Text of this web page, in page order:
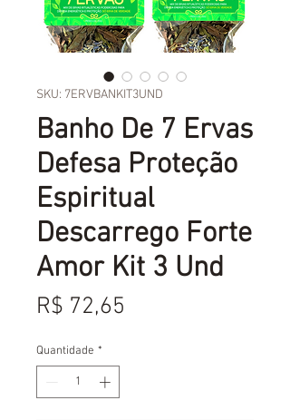
SKU: 7ERVBANKIT3UND
Banho De 7 Ervas
Defesa Proteção
Espiritual
Descarrego Forte
Amor Kit 3 Und
R$ 72,65
Quantidade *